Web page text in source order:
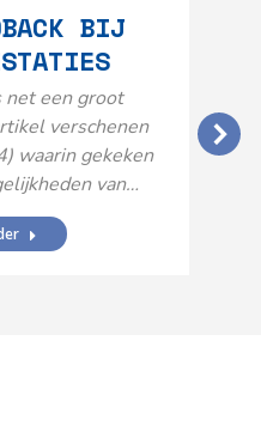
BIJ
een groot
verschenen
waarin gekeken
van…